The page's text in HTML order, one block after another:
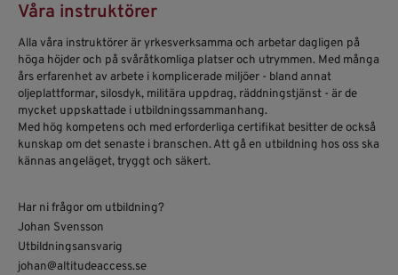
Våra instruktörer
Alla våra instruktörer är yrkesverksamma och arbetar dagligen på
höga höjder och på svåråtkomliga platser och utrymmen. Med många
års erfarenhet av arbete i komplicerade miljöer - bland annat
oljeplattformar, silosdyk, militära uppdrag, räddningstjänst - är de
mycket uppskattade i utbildningssammanhang.
Med hög kompetens och med erforderliga certifikat besitter de också
kunskap om det senaste i branschen. Att gå en utbildning hos oss ska
kännas angeläget, tryggt och säkert.
Har ni frågor om utbildning?
Johan Svensson
Utbildningsansvarig
johan@altitudeaccess.se